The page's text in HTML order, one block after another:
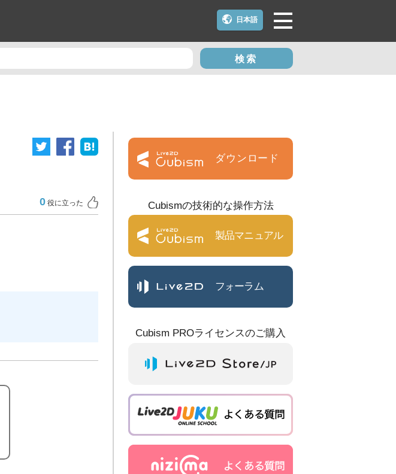
検索
0 役に立った
ダウンロード
Cubismの技術的な操作方法
製品マニュアル
フォーラム
Cubism PROライセンスのご購入
日本語